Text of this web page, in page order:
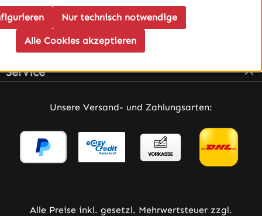
Infos
Service
Unsere Versand- und Zahlungsarten:
Alle Preise inkl. gesetzl. Mehrwertsteuer zzgl.
Nur technisch notwendige
Alle Cookies akzeptieren